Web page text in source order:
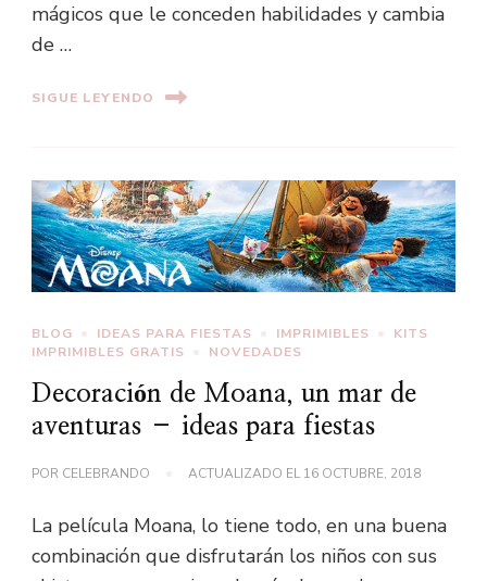
mágicos que le conceden habilidades y cambia
de …
SIGUE LEYENDO
BLOG IDEAS PARA FIESTAS IMPRIMIBLES
KITS
IMPRIMIBLES GRATIS
NOVEDADES
Decoración de Moana, un mar de
aventuras – ideas para fiestas
POR CELEBRANDO ACTUALIZADO EL16 OCTUBRE, 2018
La película Moana, lo tiene todo, en una buena
combinación que disfrutarán los niños con sus